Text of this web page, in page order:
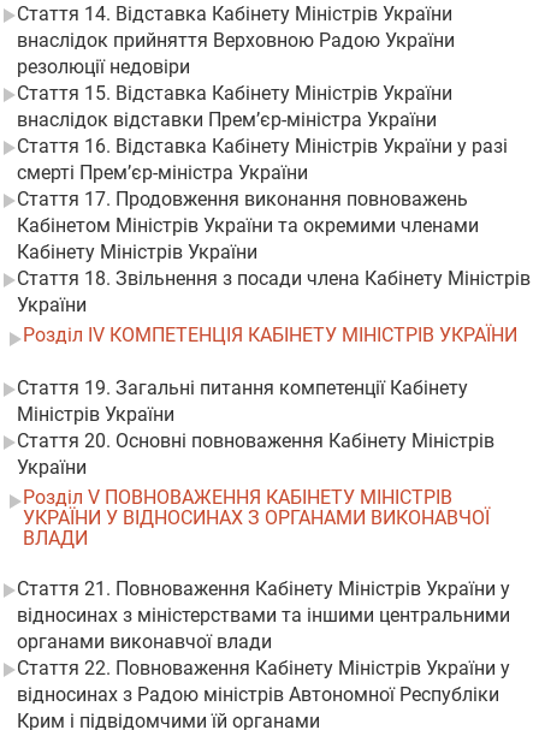
Стаття 14. Відставка Кабінету Міністрів України
внаслідок прийняття Верховною Радою України
резолюції недовіри
Стаття 15. Відставка Кабінету Міністрів України
внаслідок відставки Прем’єр-міністра України
Стаття 16. Відставка Кабінету Міністрів України у разі
смерті Прем’єр-міністра України
Стаття 17. Продовження виконання повноважень
Кабінетом Міністрів України та окремими членами
Кабінету Міністрів України
Стаття 18. Звільнення з посади члена Кабінету Міністрів
України
Розділ IV КОМПЕТЕНЦІЯ КАБІНЕТУ МІНІСТРІВ УКРАЇНИ
Стаття 19. Загальні питання компетенції Кабінету
Міністрів України
Стаття 20. Основні повноваження Кабінету Міністрів
України
Розділ V ПОВНОВАЖЕННЯ КАБІНЕТУ МІНІСТРІВ
УКРАЇНИ У ВІДНОСИНАХ З ОРГАНАМИ ВИКОНАВЧОЇ
ВЛАДИ
Стаття 21. Повноваження Кабінету Міністрів України у
відносинах з міністерствами та іншими центральними
органами виконавчої влади
Стаття 22. Повноваження Кабінету Міністрів України у
відносинах з Радою міністрів Автономної Республіки
Крим і підвідомчими їй органами